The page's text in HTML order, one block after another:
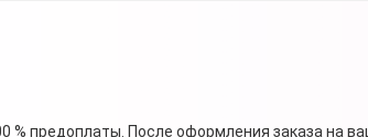
% предоплаты. После оформления заказа на